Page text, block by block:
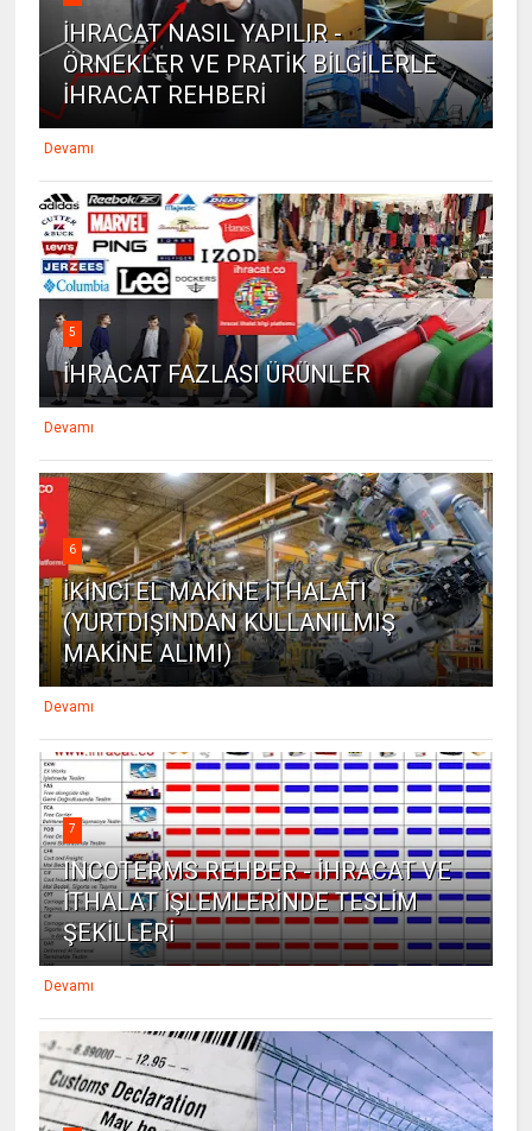
İHRACAT NASIL YAPILIR -
ÖRNEKLER VE PRATİK BİLGİLERLE
İHRACAT REHBERİ
Devamı
5
İHRACAT FAZLASI ÜRÜNLER
Devamı
6
İKİNCİ EL MAKİNE İTHALATI
(YURTDIŞINDAN KULLANILMIŞ
MAKİNE ALIMI)
Devamı
7
INCOTERMS REHBER - İHRACAT VE
İTHALAT İŞLEMLERİNDE TESLİM
ŞEKİLLERİ
Devamı